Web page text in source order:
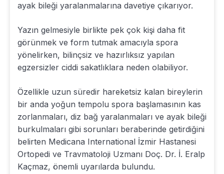
ayak bileği yaralanmalarına davetiye çıkarıyor.
Yazın gelmesiyle birlikte pek çok kişi daha fit
görünmek ve form tutmak amacıyla spora
yönelirken, bilinçsiz ve hazırlıksız yapılan
egzersizler ciddi sakatlıklara neden olabiliyor.
Özellikle uzun süredir hareketsiz kalan bireylerin
bir anda yoğun tempolu spora başlamasının kas
zorlanmaları, diz bağ yaralanmaları ve ayak bileği
burkulmaları gibi sorunları beraberinde getirdiğini
belirten Medicana International İzmir Hastanesi
Ortopedi ve Travmatoloji Uzmanı Doç. Dr. İ. Eralp
Kaçmaz, önemli uyarılarda bulundu.